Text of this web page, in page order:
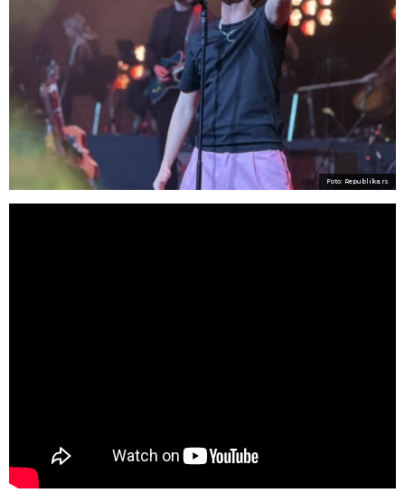
Foto: Republika.rs